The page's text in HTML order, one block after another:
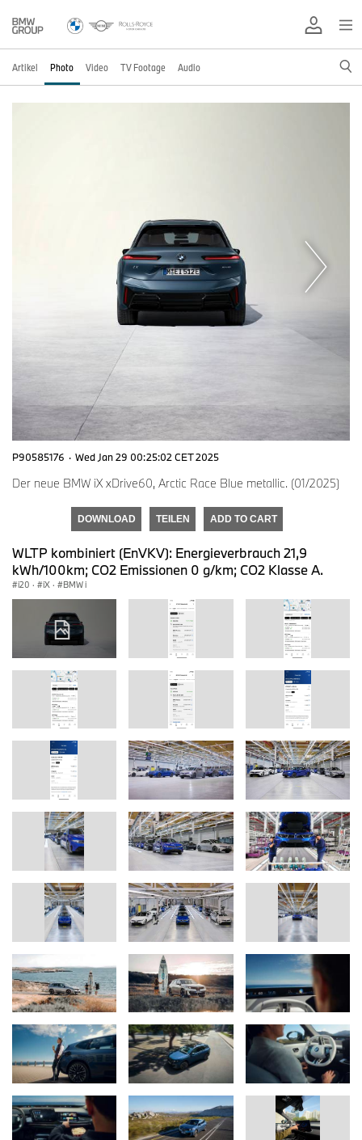
Artikel Photo Video TV Footage Audio
P90585176 · Wed Jan 29 00:25:02 CET 2025
Der neue BMW iX xDrive60, Arctic Race Blue metallic. (01/2025)
DOWNLOAD TEILEN ADD TO CART
WLTP kombiniert (EnVKV): Energieverbrauch 21,9
kWh/100km; CO2 Emissionen 0 g/km; CO2 Klasse A.
i20 · iX · BMW i